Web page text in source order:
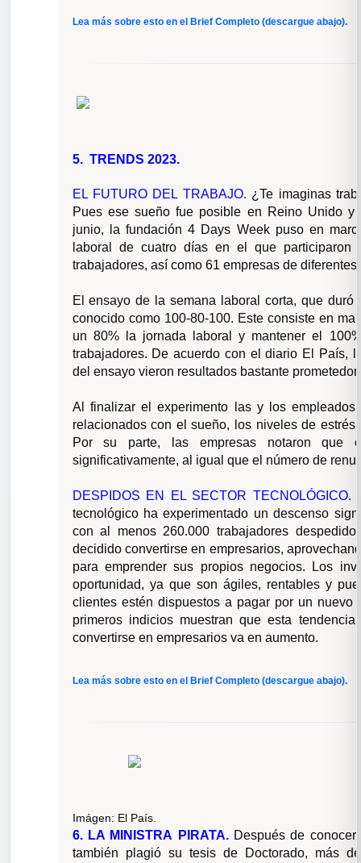
Lea más sobre esto en el Brief Completo (descargue abajo).
5. TRENDS 2023.
EL FUTURO DEL TRABAJO. ¿Te imaginas
Pues ese sueño fue posible en Reino Unido y
junio, la fundación 4 Days Week puso en
laboral de cuatro días en el que
trabajadores, así como 61 empresas de diferentes
El ensayo de la semana laboral corta, que
conocido como 100-80-100. Este consiste en
un 80% la jornada laboral y mantener el
trabajadores. De acuerdo con el diario El País,
del ensayo vieron resultados bastante
Al finalizar el experimento las y los empleados
relacionados con el sueño, los niveles de
Por su parte, las empresas notaron que
significativamente, al igual que el número de
DESPIDOS EN EL SECTOR TECNOLÓGICO.
tecnológico ha experimentado un descenso
con al menos 260.000 trabajadores
decidido convertirse en empresarios,
para emprender sus propios negocios. Los
oportunidad, ya que son ágiles, rentables y
clientes estén dispuestos a pagar por un nuevo
primeros indicios muestran que esta
convertirse en empresarios va en aumento.
Lea más sobre esto en el Brief Completo (descargue abajo).
Imágen: El País.
6. LA MINISTRA PIRATA. Después de
también plagió su tesis de Doctorado, más